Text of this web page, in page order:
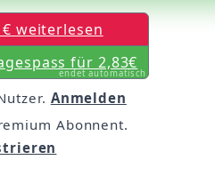
weiterlesen
für 2,83€
endet automatisch
Anmelden
Abonnent.